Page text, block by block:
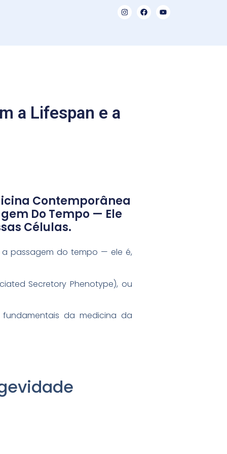
a Lifespan e a
Contemporânea
Do Tempo — Ele
Células.
passagem do tempo — ele é,
Secretory Phenotype), ou
da medicina da